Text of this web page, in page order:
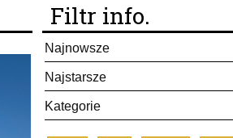
Filtr info.
Najnowsze
Najstarsze
Kategorie